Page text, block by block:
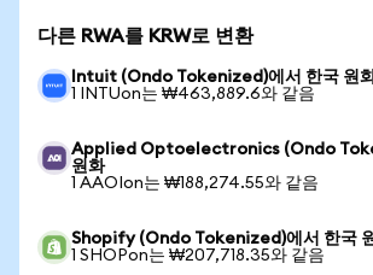
다른 RWA를 KRW로 변환
Intuit (Ondo Tokenized)에서 한국 원
1 INTUon는 ₩463,889.6와 같음
Applied Optoelectronics (Ondo
원화
1 AAOIon는 ₩188,274.55와 같음
Shopify (Ondo Tokenized)에서 한국
1 SHOPon는 ₩207,718.35와 같음